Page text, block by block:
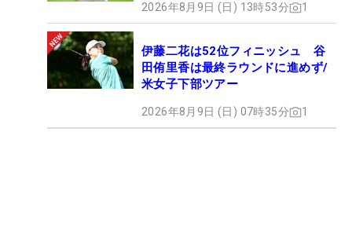
2026年8月9日 (日) 13時53分 1
伊藤二花は52位フィニッシュ 谷
田侑里香は最終ラウンドに進めず/
米女子下部ツアー
2026年8月9日 (日) 07時35分 1